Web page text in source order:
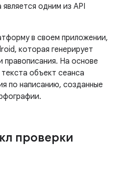
одним из API
в своем приложении,
которая генерирует
правописания. На основе
объект сеанса
по написанию, созданные
проверки